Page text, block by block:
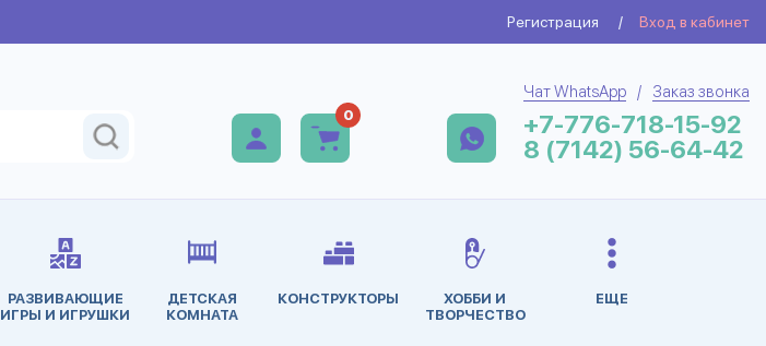
Регистрация / Вход в кабинет
0
Чат WhatsApp / Заказ звонка
+7-776-718-15-92
8 (7142) 56-64-42
РАЗВИВАЮЩИЕ
ИГРЫ И ИГРУШКИ
ДЕТСКАЯ
КОМНАТА
КОНСТРУКТОРЫ
ХОББИ И
ТВОРЧЕСТВО
ЕЩЕ